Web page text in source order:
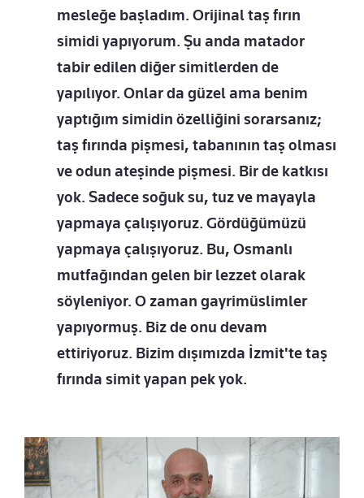
mesleğe başladım. Orijinal taş fırın
simidi yapıyorum. Şu anda matador
tabir edilen diğer simitlerden de
yapılıyor. Onlar da güzel ama benim
yaptığım simidin özelliğini sorarsanız;
taş fırında pişmesi, tabanının taş olması
ve odun ateşinde pişmesi. Bir de katkısı
yok. Sadece soğuk su, tuz ve mayayla
yapmaya çalışıyoruz. Gördüğümüzü
yapmaya çalışıyoruz. Bu, Osmanlı
mutfağından gelen bir lezzet olarak
söyleniyor. O zaman gayrimüslimler
yapıyormuş. Biz de onu devam
ettiriyoruz. Bizim dışımızda İzmit'te taş
fırında simit yapan pek yok.